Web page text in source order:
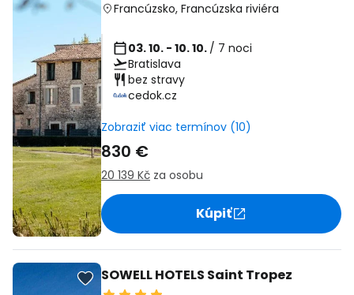
Francúzsko, Francúzska riviéra
03. 10. - 10. 10. / 7 noci
Bratislava
bez stravy
cedok.cz
Zobraziť viac termínov (10)
830 €
20 139 Kč za osobu
Kúpiť
SOWELL HOTELS Saint Tropez